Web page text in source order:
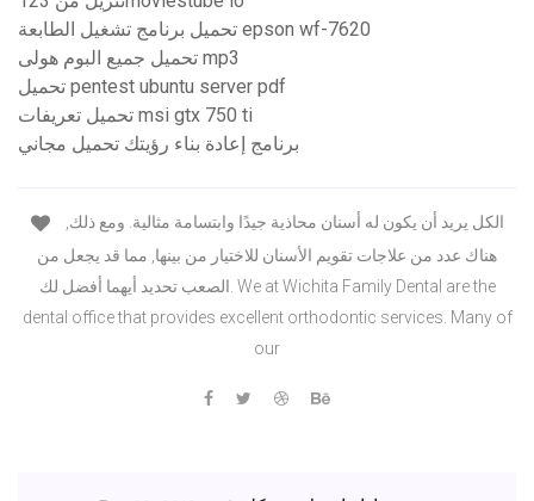
تحميل برنامج تشغيل الطابعة epson wf-7620
تحميل جميع البوم هولى mp3
تحميل pentest ubuntu server pdf
تحميل تعريفات msi gtx 750 ti
برنامج إعادة بناء رؤيتك تحميل مجاني
هناك عدد من علاجات تقويم الأسنان للاختيار من بينها, مما قد يجعل من
الصعب تحديد أيهما أفضل لك. We at Wichita Family Dental are the
dental office that provides excellent orthodontic services. Many of
our